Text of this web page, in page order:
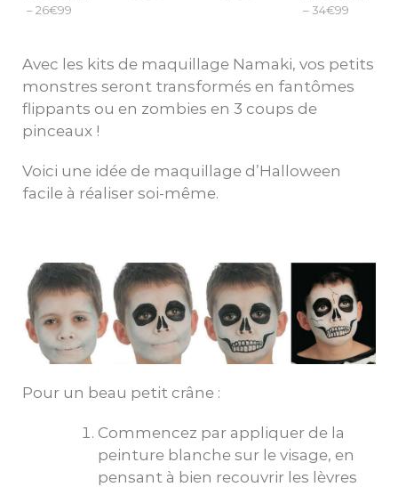
– 26€99
– 34€99
Avec les kits de maquillage Namaki, vos petits
monstres seront transformés en fantômes
flippants ou en zombies en 3 coups de
pinceaux !
Voici une idée de maquillage d’Halloween
facile à réaliser soi-même.
Pour un beau petit crâne :
Commencez par appliquer de la
peinture blanche sur le visage, en
pensant à bien recouvrir les lèvres